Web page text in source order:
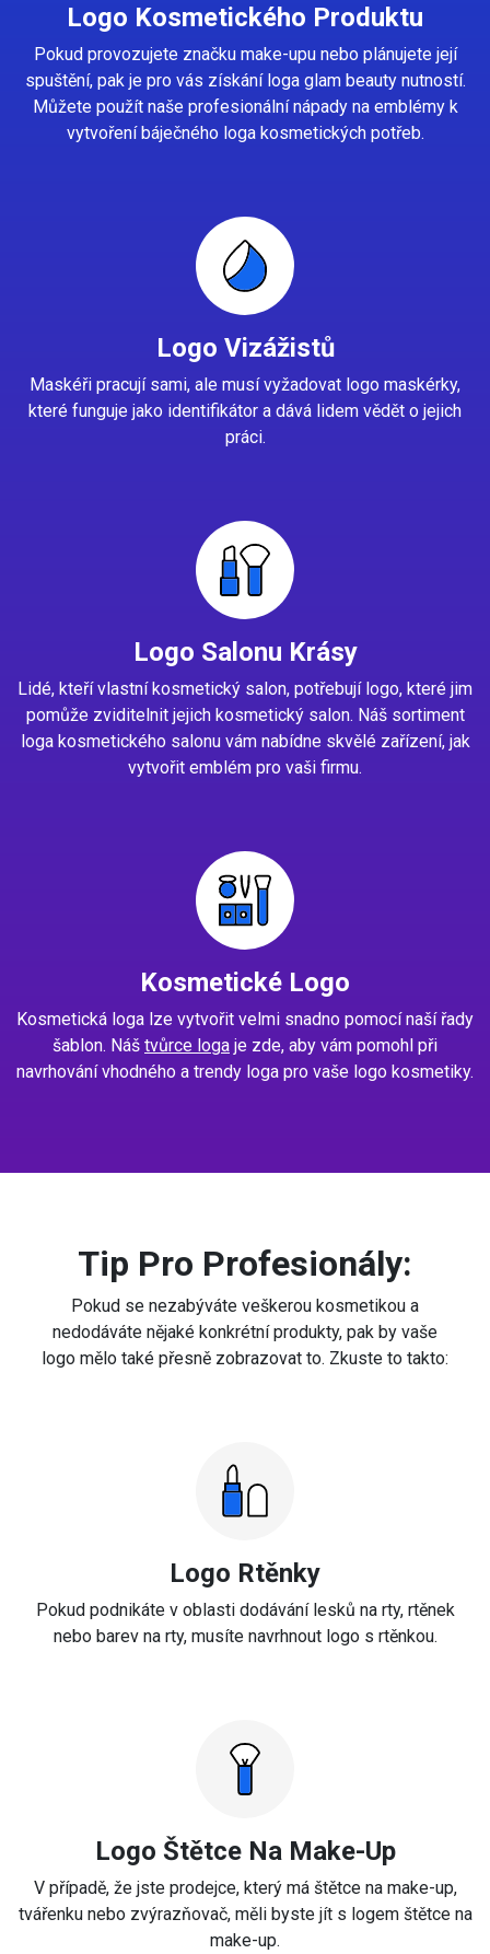
Logo Kosmetického Produktu
Pokud provozujete značku make-upu nebo plánujete její
spuštění, pak je pro vás získání loga glam beauty nutností.
Můžete použít naše profesionální nápady na emblémy k
vytvoření báječného loga kosmetických potřeb.
Logo Vizážistů
Maskéři pracují sami, ale musí vyžadovat logo maskérky,
které funguje jako identifikátor a dává lidem vědět o jejich
práci.
Logo Salonu Krásy
Lidé, kteří vlastní kosmetický salon, potřebují logo, které jim
pomůže zviditelnit jejich kosmetický salon. Náš sortiment
loga kosmetického salonu vám nabídne skvělé zařízení, jak
vytvořit emblém pro vaši firmu.
Kosmetické Logo
Kosmetická loga lze vytvořit velmi snadno pomocí naší řady
šablon. Náš tvůrce loga je zde, aby vám pomohl při
navrhování vhodného a trendy loga pro vaše logo kosmetiky.
Tip Pro Profesionály:
Pokud se nezabýváte veškerou kosmetikou a
nedodáváte nějaké konkrétní produkty, pak by vaše
logo mělo také přesně zobrazovat to. Zkuste to takto:
Logo Rtěnky
Pokud podnikáte v oblasti dodávání lesků na rty, rtěnek
nebo barev na rty, musíte navrhnout logo s rtěnkou.
Logo Štětce Na Make-Up
V případě, že jste prodejce, který má štětce na make-up,
tvářenku nebo zvýrazňovač, měli byste jít s logem štětce na
make-up.